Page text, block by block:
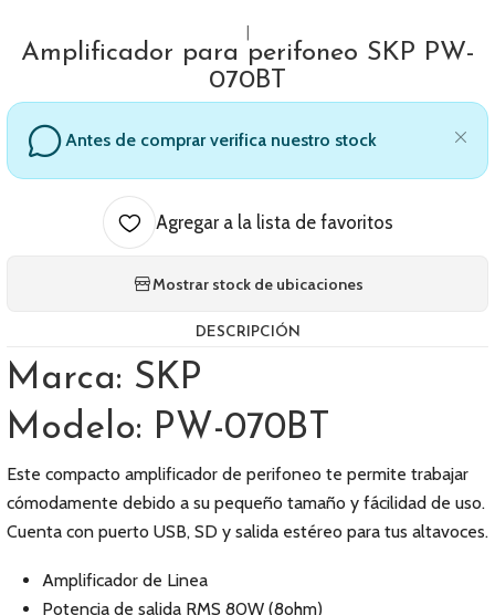
Amplificador para perifoneo SKP PW-
070BT
Antes de comprar verifica nuestro stock
Agregar a la lista de favoritos
Mostrar stock de ubicaciones
DESCRIPCIÓN
Marca: SKP
Modelo: PW-070BT
Este compacto amplificador de perifoneo te permite trabajar
cómodamente debido a su pequeño tamaño y fácilidad de uso.
Cuenta con puerto USB, SD y salida estéreo para tus altavoces.
Amplificador de Linea
Potencia de salida RMS 80W (8ohm)